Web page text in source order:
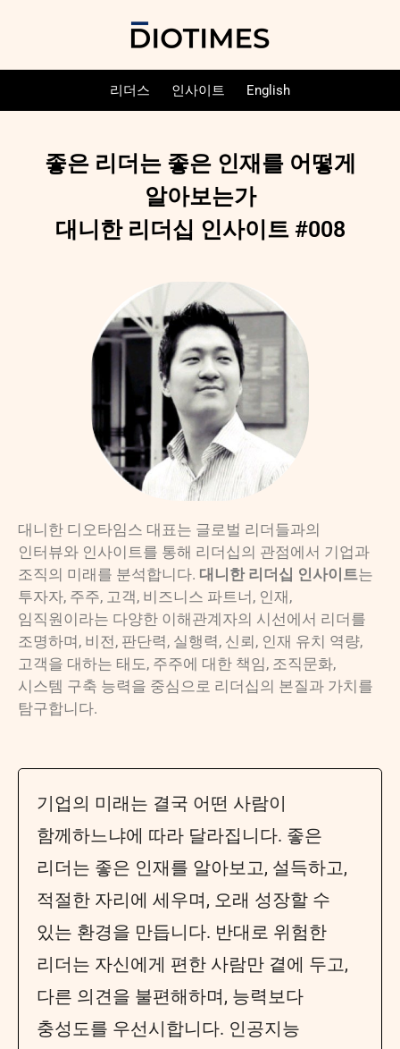
리더스 인사이트 English
좋은 리더는 좋은 인재를 어떻게
알아보는가
대니한 리더십 인사이트 #008
대니한 디오타임스 대표는 글로벌 리더들과의
인터뷰와 인사이트를 통해 리더십의 관점에서 기업과
조직의 미래를 분석합니다. 대니한 리더십 인사이트는
투자자, 주주, 고객, 비즈니스 파트너, 인재,
임직원이라는 다양한 이해관계자의 시선에서 리더를
조명하며, 비전, 판단력, 실행력, 신뢰, 인재 유치 역량,
고객을 대하는 태도, 주주에 대한 책임, 조직문화,
시스템 구축 능력을 중심으로 리더십의 본질과 가치를
탐구합니다.
기업의 미래는 결국 어떤 사람이
함께하느냐에 따라 달라집니다. 좋은
리더는 좋은 인재를 알아보고, 설득하고,
적절한 자리에 세우며, 오래 성장할 수
있는 환경을 만듭니다. 반대로 위험한
리더는 자신에게 편한 사람만 곁에 두고,
다른 의견을 불편해하며, 능력보다
충성도를 우선시합니다. 인공지능